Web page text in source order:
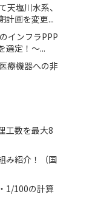
天塩川水系、
計画を変更...
インフラPPP
定！〜...
療機器への非
工数を最大8
み紹介！（国
1/100の計算